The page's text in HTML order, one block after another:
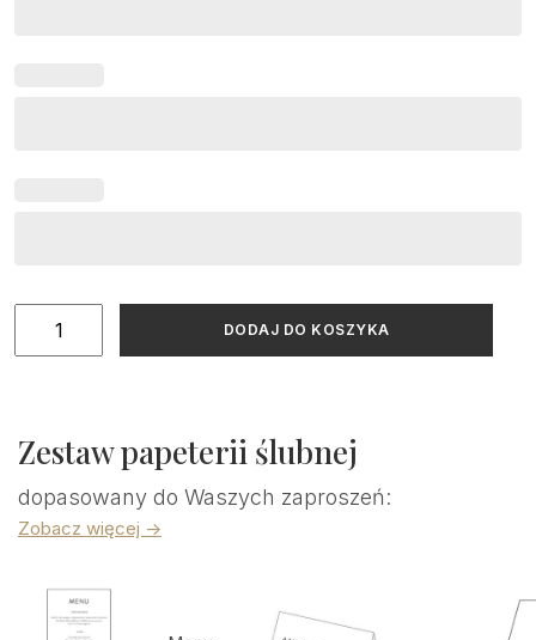
12
szt.
DODAJ DO KOSZYKA
Zestaw papeterii ślubnej
dopasowany do Waszych zaproszeń:
Zobacz więcej ->